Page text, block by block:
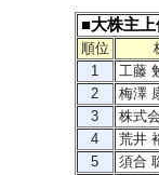
■大株主上
順位
1
工藤
2
梅澤
3
株式
4
荒井
5
須合